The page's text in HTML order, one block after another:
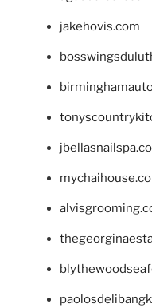
jakehovis.com